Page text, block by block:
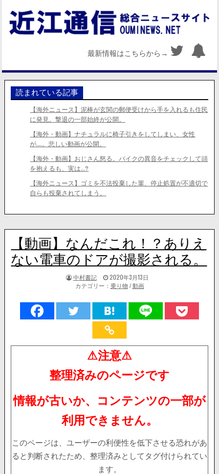
最新情報はこちらから→
読まれている記事
【海外ニュース】泥棒が玄関の郵便受けから手を入れるも住民
に発見。撃退の一部始終が公開。
【海外・動画】ナチュラルに椅子引きをしてしまい、女性
が….。悲しい動画が公開。
【海外・動画】おじさん怒る。バイクの異音をチェックして頭
を抱えるも、実は…?
【海外ニュース】ゴミを不法投棄した輩、停止処置が不適切で
自らも投棄されてしまう。
【動画】なんだこれ！？ありえ
ない電車のドアが撮影される。
著
者:
中村書記
掲
載
2020年3月13日
カテゴリー： 乗り物 /動画
⚠注意⚠
整理済みのページです
情報が古いか、コンテンツの一部が
利用できません。
このページは、ユーザーの利便性を低下させる恐れがあ
ると判断されたため、整理済みとしてタグ付けられてい
ます。